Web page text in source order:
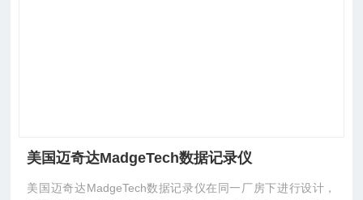
美国迈奇达MadgeTech数据记录仪
美国迈奇达MadgeTech数据记录仪在同一厂房下进行设计，